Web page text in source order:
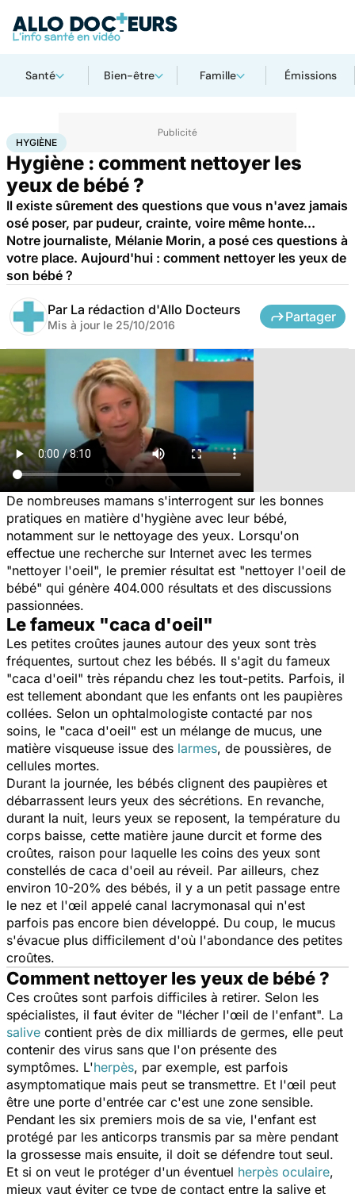
Santé Bien-être Famille Émissions
AccueilFamille
HYGIÈNE
Hygiène : comment nettoyer les
yeux de bébé ?
Il existe sûrement des questions que vous n'avez jamais
osé poser, par pudeur, crainte, voire même honte...
Notre journaliste, Mélanie Morin, a posé ces questions à
votre place. Aujourd'hui : comment nettoyer les yeux de
son bébé ?
Par La rédaction d'Allo Docteurs
Mis à jour le 25/10/2016
Partager
De nombreuses mamans s'interrogent sur les bonnes
pratiques en matière d'hygiène avec leur bébé,
notamment sur le nettoyage des yeux. Lorsqu'on
effectue une recherche sur Internet avec les termes
"nettoyer l'oeil", le premier résultat est "nettoyer l'oeil de
bébé" qui génère 404.000 résultats et des discussions
passionnées.
Le fameux "caca d'oeil"
Les petites croûtes jaunes autour des yeux sont très
fréquentes, surtout chez les bébés. Il s'agit du fameux
"caca d'oeil" très répandu chez les tout-petits. Parfois, il
est tellement abondant que les enfants ont les paupières
collées. Selon un ophtalmologiste contacté par nos
soins, le "caca d'oeil" est un mélange de mucus, une
matière visqueuse issue des larmes, de poussières, de
cellules mortes.
Durant la journée, les bébés clignent des paupières et
débarrassent leurs yeux des sécrétions. En revanche,
durant la nuit, leurs yeux se reposent, la température du
corps baisse, cette matière jaune durcit et forme des
croûtes, raison pour laquelle les coins des yeux sont
constellés de caca d'oeil au réveil. Par ailleurs, chez
environ 10-20% des bébés, il y a un petit passage entre
le nez et l'œil appelé canal lacrymonasal qui n'est
parfois pas encore bien développé. Du coup, le mucus
s'évacue plus difficilement d'où l'abondance des petites
croûtes.
Comment nettoyer les yeux de bébé ?
Ces croûtes sont parfois difficiles à retirer. Selon les
spécialistes, il faut éviter de "lécher l'œil de l'enfant". La
salive contient près de dix milliards de germes, elle peut
contenir des virus sans que l'on présente des
symptômes. L'herpès, par exemple, est parfois
asymptomatique mais peut se transmettre. Et l'œil peut
être une porte d'entrée car c'est une zone sensible.
Pendant les six premiers mois de sa vie, l'enfant est
protégé par les anticorps transmis par sa mère pendant
la grossesse mais ensuite, il doit se défendre tout seul.
Et si on veut le protéger d'un éventuel herpès oculaire,
mieux vaut éviter ce type de contact entre la salive et